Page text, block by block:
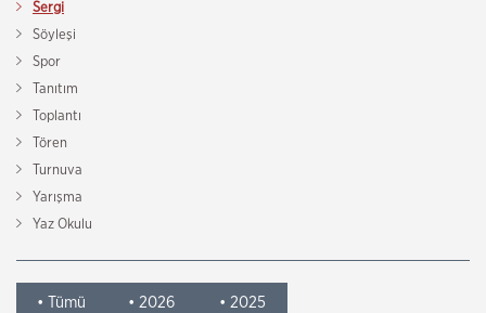
Sergi
Söyleşi
Spor
Tanıtım
Toplantı
Tören
Turnuva
Yarışma
Yaz Okulu
• Tümü • 2026 • 2025